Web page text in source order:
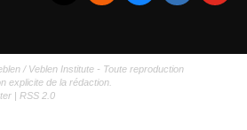
/ Veblen Institute - Toute reproduction
explicite de la rédaction.
RSS 2.0